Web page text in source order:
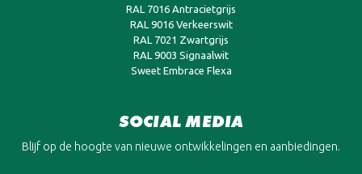
RAL 7016 Antracietgrijs
RAL 9016 Verkeerswit
RAL 7021 Zwartgrijs
RAL 9003 Signaalwit
Sweet Embrace Flexa
SOCIAL MEDIA
Blijf op de hoogte van nieuwe ontwikkelingen en aanbiedingen.